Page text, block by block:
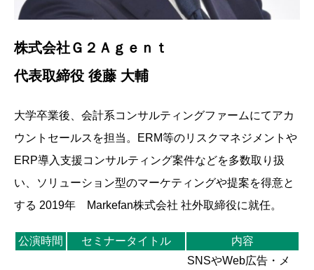
株式会社Ｇ２Ａｇｅｎｔ
代表取締役 後藤 大輔
大学卒業後、会計系コンサルティングファームにてアカ
ウントセールスを担当。ERM等のリスクマネジメントや
ERP導入支援コンサルティング案件などを多数取り扱
い、ソリューション型のマーケティングや提案を得意と
する 2019年 Markefan株式会社 社外取締役に就任。
公演時間 セミナータイトル 内容
SNSやWeb広告・メ